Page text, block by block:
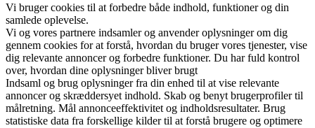
Vi bruger cookies til at forbedre både indhold, funktioner og din
samlede oplevelse.
Vi og vores partnere indsamler og anvender oplysninger om dig
gennem cookies for at forstå, hvordan du bruger vores tjenester, vise
dig relevante annoncer og forbedre funktioner. Du har fuld kontrol
over, hvordan dine oplysninger bliver brugt
Indsaml og brug oplysninger fra din enhed til at vise relevante
annoncer og skræddersyet indhold. Skab og benyt brugerprofiler til
målretning. Mål annonceeffektivitet og indholdsresultater. Brug
statistiske data fra forskellige kilder til at forstå brugere og optimere